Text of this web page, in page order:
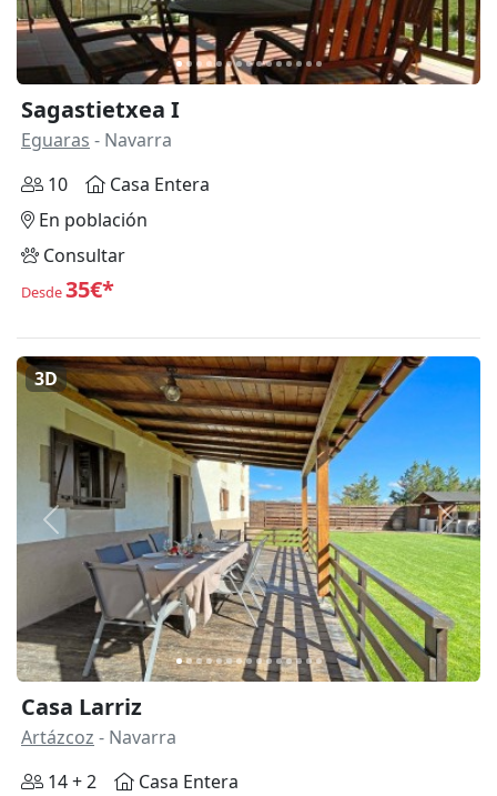
Sagastietxea I
Eguaras - Navarra
10
Casa Entera
En población
Consultar
Desde35€*
Anterior
3D
Casa Larriz
Artázcoz - Navarra
14 + 2
Casa Entera